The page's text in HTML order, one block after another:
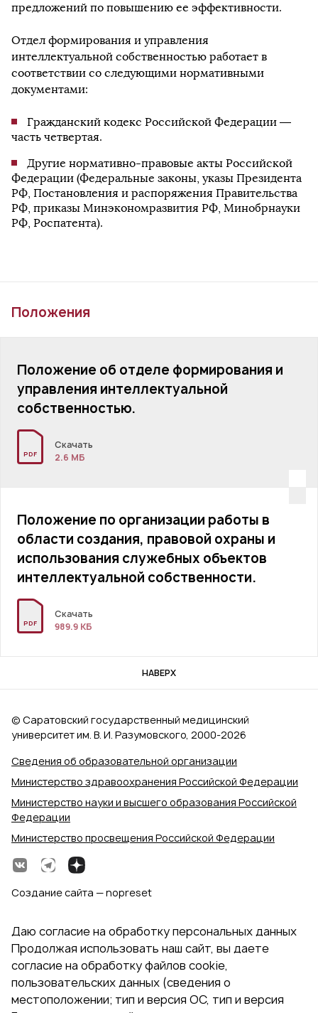
предложений по повышению ее эффективности.
Отдел формирования и управления
интеллектуальной собственностью работает в
соответствии со следующими нормативными
документами:
Гражданский кодекс Российской Федерации —
часть четвертая.
Другие нормативно-правовые акты Российской
Федерации (Федеральные законы, указы Президента
РФ, Постановления и распоряжения Правительства
РФ, приказы Минэкономразвития РФ, Минобрнауки
РФ, Роспатента).
Положения
Положение об отделе формирования и
управления интеллектуальной
собственностью.
PDF
Скачать
2.6 MБ
Положение по организации работы в
области создания, правовой охраны и
использования служебных объектов
интеллектуальной собственности.
PDF
Скачать
989.9 КБ
НАВЕРХ
Сведения об образовательной организации
Министерство здравоохранения Российской Федерации
Министерство науки и высшего образования Российской
Федерации
Министерство просвещения Российской Федерации
© Саратовский государственный медицинский
университет им. В. И. Разумовского, 2000‑2026
Создание сайта — nopreset
Даю согласие на обработку персональных данных
Продолжая использовать наш сайт, вы даете
согласие на обработку файлов cookie,
пользовательских данных (сведения о
местоположении; тип и версия ОС, тип и версия